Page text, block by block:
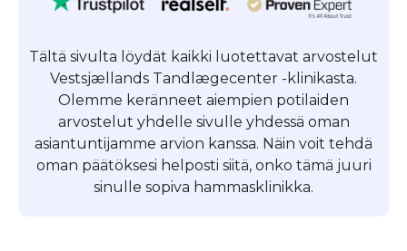
Tältä sivulta löydät kaikki luotettavat arvostelut
Vestsjællands Tandlægecenter -klinikasta.
Olemme keränneet aiempien potilaiden
arvostelut yhdelle sivulle yhdessä oman
asiantuntijamme arvion kanssa. Näin voit tehdä
oman päätöksesi helposti siitä, onko tämä juuri
sinulle sopiva hammasklinikka.